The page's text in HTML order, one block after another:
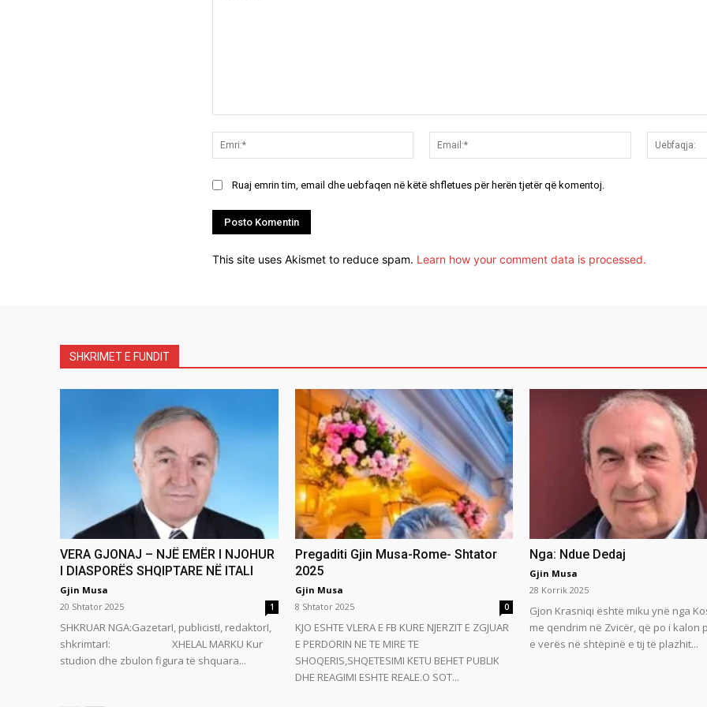
Emri:*
Email:*
Ruaj emrin tim, email dhe uebfaqen në këtë shfletues për herën tjetër që komentoj.
This site uses Akismet to reduce spam. Learn how your comment data is processed.
SHKRIMET E FUNDIT
VERA GJONAJ – NJË EMËR I NJOHUR
I DIASPORËS SHQIPTARE NË ITALI
Gjin Musa
20 Shtator 2025
1
SHKRUAR NGA:GazetarI, publicistI, redaktorI,
shkrimtarI: XHELAL MARKU Kur
studion dhe zbulon figura të shquara...
Pregaditi Gjin Musa-Rome- Shtator
2025
Gjin Musa
8 Shtator 2025
0
KJO ESHTE VLERA E FB KURE NJERZIT E ZGJUAR
E PERDORIN NE TE MIRE TE
SHOQERIS,SHQETESIMI KETU BEHET PUBLIK
DHE REAGIMI ESHTE REALE.O SOT...
Nga: Ndue Dedaj
Gjin Musa
28 Korrik 2025
Gjon Krasniqi është miku ynë nga
me qendrim në Zvicër, që po i kalon
e verës në shtëpinë e tij të plazhit...